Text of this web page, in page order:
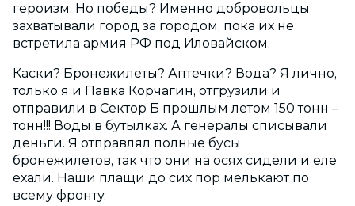
героизм. Но победы? Именно добровольцы
захватывали город за городом, пока их не
встретила армия РФ под Иловайском.
Каски? Бронежилеты? Аптечки? Вода? Я лично,
только я и Павка Корчагин, отгрузили и
отправили в Сектор Б прошлым летом 150 тонн –
тонн!!! Воды в бутылках. А генералы списывали
деньги. Я отправлял полные бусы
бронежилетов, так что они на осях сидели и еле
ехали. Наши плащи до сих пор мелькают по
всему фронту.